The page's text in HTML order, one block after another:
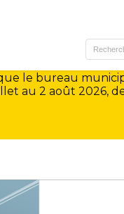
)
)
et loisirs )
le bureau
au 2 août 2026,